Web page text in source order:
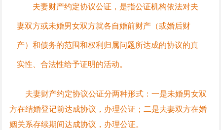
夫妻财产约定协议公证，是指公证机构依法对夫
妻双方或未婚男女双方就各自婚前财产（或婚后财
产）和债务的范围和权利归属问题所达成的协议的真
实性、合法性给予证明的活动。
夫妻财产约定协议公证分两种形式：一是未婚男女双
方在结婚登记前达成协议，办理公证；二是夫妻双方在婚
姻关系存续期间达成协议，办理公证。